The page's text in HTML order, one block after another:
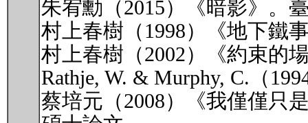
朱宥勳（2015）《暗影》。
村上春樹（1998）《地下鐵
村上春樹（2002）《約束的
Rathje, W. & Murphy, C.（
蔡培元（2008）《我僅僅只